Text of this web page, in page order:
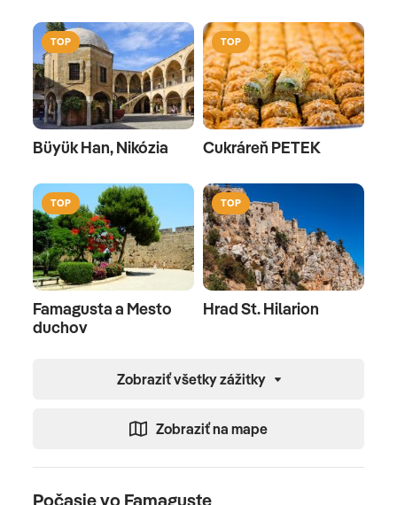
TOP
Büyük Han, Nikózia
TOP
Cukráreň PETEK
TOP
Famagusta a Mesto
duchov
TOP
Hrad St. Hilarion
Zobraziť všetky zážitky
Zobraziť na mape
Počasie vo Famaguste